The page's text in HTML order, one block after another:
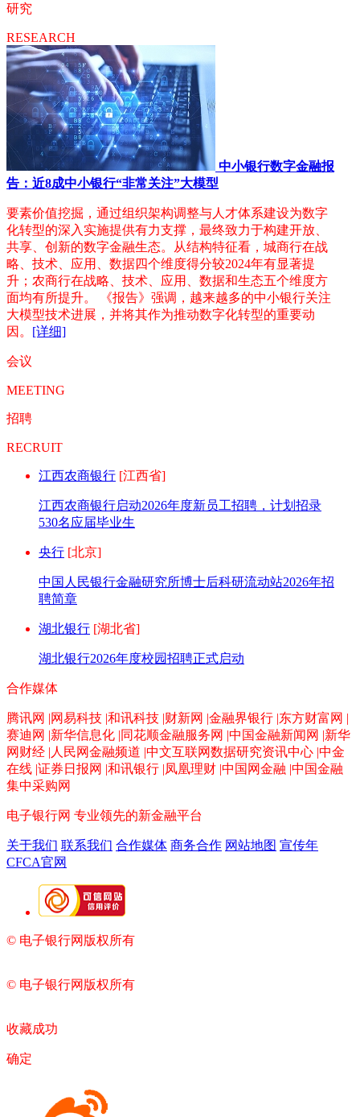
研究
RESEARCH
中小银行数字金融报
告：近8成中小银行“非常关注”大模型
要素价值挖掘，通过组织架构调整与人才体系建设为数字
化转型的深入实施提供有力支撑，最终致力于构建开放、
共享、创新的数字金融生态。从结构特征看，城商行在战
略、技术、应用、数据四个维度得分较2024年有显著提
升；农商行在战略、技术、应用、数据和生态五个维度方
面均有所提升。 《报告》强调，越来越多的中小银行关注
大模型技术进展，并将其作为推动数字化转型的重要动
因。 [详细]
会议
MEETING
招聘
RECRUIT
江西农商银行 [江西省]
江西农商银行启动2026年度新员工招聘，计划招录
530名应届毕业生
央行 [北京]
中国人民银行金融研究所博士后科研流动站2026年招
聘简章
湖北银行 [湖北省]
湖北银行2026年度校园招聘正式启动
合作媒体
腾讯网 |网易科技 |和讯科技 |财新网 |金融界银行 |东方财富网 |
赛迪网 |新华信息化 |同花顺金融服务网 |中国金融新闻网 |新华
网财经 |人民网金融频道 |中文互联网数据研究资讯中心 |中金
在线 |证券日报网 |和讯银行 |凤凰理财 |中国网金融 |中国金融
集中采购网
电子银行网 专业领先的新金融平台
关于我们 联系我们 合作媒体 商务合作 网站地图 宣传年
CFCA官网
© 电子银行网版权所有
© 电子银行网版权所有
收藏成功
确定